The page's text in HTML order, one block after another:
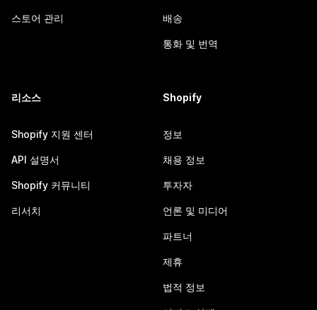
스토어 관리 배송
통화 및 번역
리소스
Shopify 지원 센터
API 설명서
Shopify 커뮤니티
리서치
Shopify
정보
채용 정보
투자자
언론 및 미디어
파트너
제휴
법적 정보